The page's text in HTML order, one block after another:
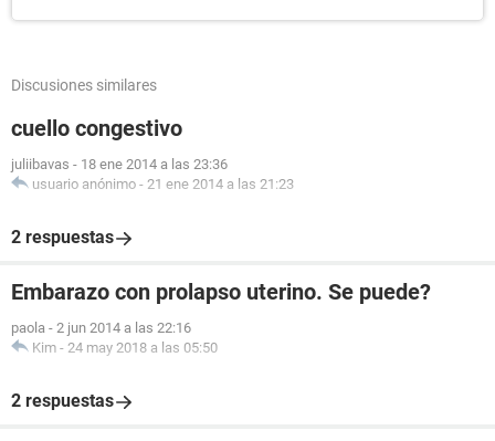
Discusiones similares
cuello congestivo
juliibavas - 18 ene 2014 a las 23:36
usuario anónimo - 21 ene 2014 a las 21:23
2 respuestas
Embarazo con prolapso uterino. Se puede?
paola - 2 jun 2014 a las 22:16
Kim - 24 may 2018 a las 05:50
2 respuestas